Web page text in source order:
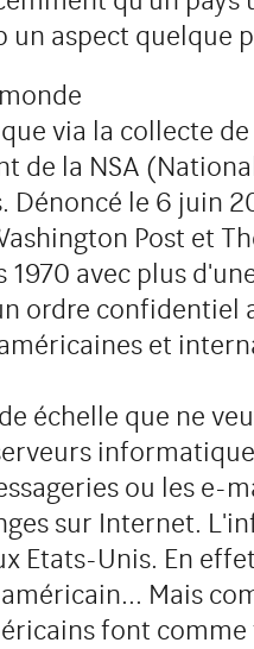
aspect quelque
via la collecte
de la NSA
le 6 juin
Post et
avec plus
ordre
et
échelle que ne
ou les e-
sur Internet.
Etats-Unis. En
Mais
font